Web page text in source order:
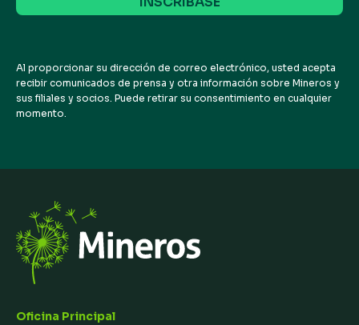
electrónico
Al proporcionar su dirección de correo electrónico, usted acepta
recibir comunicados de prensa y otra información sobre Mineros y
sus filiales y socios. Puede retirar su consentimiento en cualquier
momento.
Oficina Principal